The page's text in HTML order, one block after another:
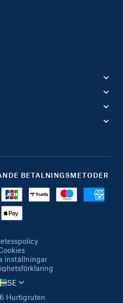
BETALNINGSMETODER
inställningar
Hurtigruten
SE